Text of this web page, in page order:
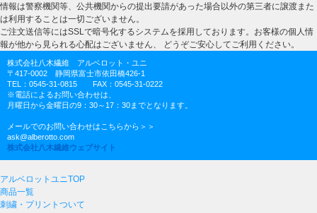
情報は警察機関等、公共機関からの提出要請があった場合以外の第三者に譲渡また
は利用することは一切ございません。
ご注文送信等にはSSLで暗号化するシステムを採用しております。お客様の個人情
報が他から見られる心配はございません、 どうぞご安心してご利用ください。
株式会社八木繊維 アルベロット・ユニ
〒417-0002 静岡県富士市依田橋426-1
TEL：0545-31-0815 FAX：0545-31-0222
※電話によるお問い合わせは、
月曜日から金曜日の9：30～17：30までとなります。
メールでのお問い合わせはこちらから＞＞
ask@alberotto.com
株式会社八木繊維ウェブサイト
アルベロットユニTOP
商品一覧
刺繍・プリントついて